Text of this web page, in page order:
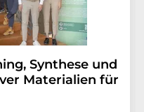
Synthese und
Materialien für